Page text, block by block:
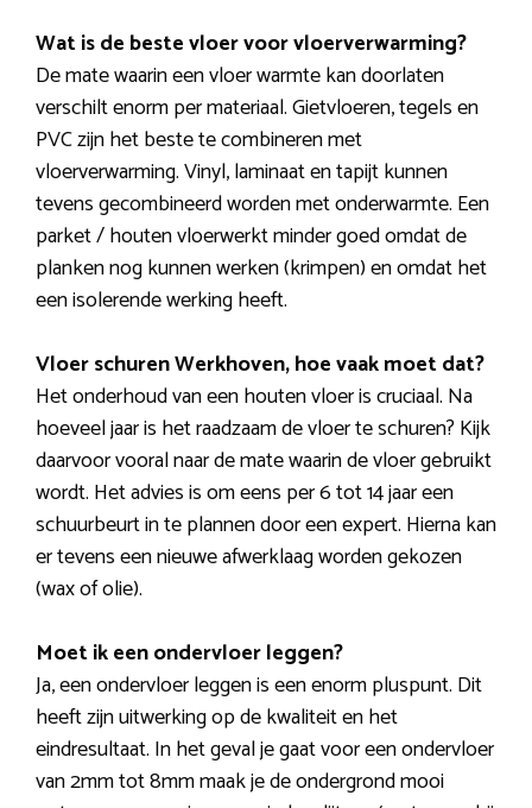
Wat is de beste vloer voor vloerverwarming?
De mate waarin een vloer warmte kan doorlaten
verschilt enorm per materiaal. Gietvloeren, tegels en
PVC zijn het beste te combineren met
vloerverwarming. Vinyl, laminaat en tapijt kunnen
tevens gecombineerd worden met onderwarmte. Een
parket / houten vloerwerkt minder goed omdat de
planken nog kunnen werken (krimpen) en omdat het
een isolerende werking heeft.
Vloer schuren Werkhoven, hoe vaak moet dat?
Het onderhoud van een houten vloer is cruciaal. Na
hoeveel jaar is het raadzaam de vloer te schuren? Kijk
daarvoor vooral naar de mate waarin de vloer gebruikt
wordt. Het advies is om eens per 6 tot 14 jaar een
schuurbeurt in te plannen door een expert. Hierna kan
er tevens een nieuwe afwerklaag worden gekozen
(wax of olie).
Moet ik een ondervloer leggen?
Ja, een ondervloer leggen is een enorm pluspunt. Dit
heeft zijn uitwerking op de kwaliteit en het
eindresultaat. In het geval je gaat voor een ondervloer
van 2mm tot 8mm maak je de ondergrond mooi